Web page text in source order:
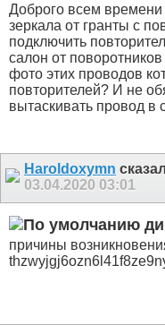
Доброго всем
зеркала от гранты с
подключить
салон от
фото этих проводов
повторителей? И не
вытаскивать провод в
Haroldoxymn
03.04.2020 03:01
причины